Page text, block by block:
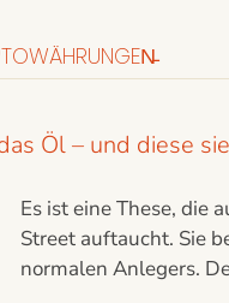
Öl – und diese
Es ist eine These, die
Street auftaucht. Sie
normalen Anlegers.